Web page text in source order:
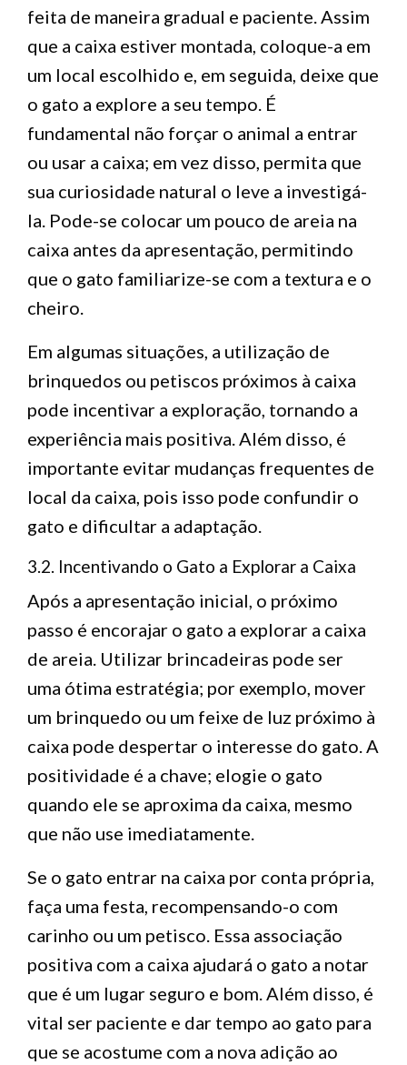
feita de maneira gradual e paciente. Assim
que a caixa estiver montada, coloque-a em
um local escolhido e, em seguida, deixe que
o gato a explore a seu tempo. É
fundamental não forçar o animal a entrar
ou usar a caixa; em vez disso, permita que
sua curiosidade natural o leve a investigá-
la. Pode-se colocar um pouco de areia na
caixa antes da apresentação, permitindo
que o gato familiarize-se com a textura e o
cheiro.
Em algumas situações, a utilização de
brinquedos ou petiscos próximos à caixa
pode incentivar a exploração, tornando a
experiência mais positiva. Além disso, é
importante evitar mudanças frequentes de
local da caixa, pois isso pode confundir o
gato e dificultar a adaptação.
3.2. Incentivando o Gato a Explorar a Caixa
Após a apresentação inicial, o próximo
passo é encorajar o gato a explorar a caixa
de areia. Utilizar brincadeiras pode ser
uma ótima estratégia; por exemplo, mover
um brinquedo ou um feixe de luz próximo à
caixa pode despertar o interesse do gato. A
positividade é a chave; elogie o gato
quando ele se aproxima da caixa, mesmo
que não use imediatamente.
Se o gato entrar na caixa por conta própria,
faça uma festa, recompensando-o com
carinho ou um petisco. Essa associação
positiva com a caixa ajudará o gato a notar
que é um lugar seguro e bom. Além disso, é
vital ser paciente e dar tempo ao gato para
que se acostume com a nova adição ao